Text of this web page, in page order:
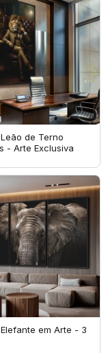
de Terno
- Arte Exclusiva
em Arte - 3